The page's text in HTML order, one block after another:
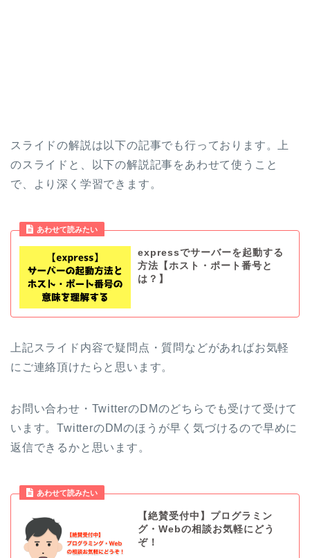
スライドの解説は以下の記事でも行っております。上
のスライドと、以下の解説記事をあわせて使うこと
で、より深く学習できます。
あわせて読みたい
expressでサーバーを起動する
方法【ホスト・ポート番号と
は？】
上記スライド内容で疑問点・質問などがあればお気軽
にご連絡頂けたらと思います。
お問い合わせ・TwitterのDMのどちらでも受けて受けて
います。TwitterのDMのほうが早く気づけるので早めに
返信できるかと思います。
あわせて読みたい
【絶賛受付中】プログラミン
グ・Webの相談お気軽にどう
ぞ！